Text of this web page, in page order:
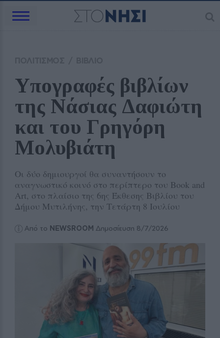
Υπογραφές βιβλίων
της Νάσιας Δαφιώτη
και του Γρηγόρη
Μολυβιάτη
Οι δύο δημιουργοί θα συναντήσουν το
αναγνωστικό κοινό στο περίπτερο του Book and
Art, στο πλαίσιο της 6ης Έκθεσης Βιβλίου του
Δήμου Μυτιλήνης, την Τετάρτη 8 Ιουλίου
Από το NEWSROOM Δημοσίευση 8/7/2026